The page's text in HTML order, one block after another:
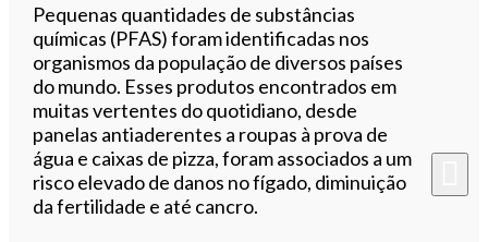
Pequenas quantidades de substâncias
químicas (PFAS) foram identificadas nos
organismos da população de diversos países
do mundo. Esses produtos encontrados ​​em
muitas vertentes do quotidiano, desde
panelas antiaderentes a roupas à prova de
água e caixas de pizza, foram associados a um
risco elevado de danos no fígado, diminuição
da fertilidade e até cancro.